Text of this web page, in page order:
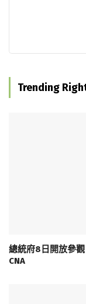
Trending
總統府8日開放參
CNA